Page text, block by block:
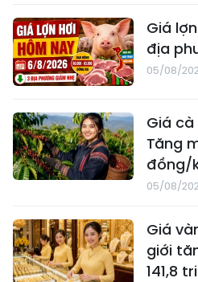
Giá
địa
05/08/
Giá
Tăng
đồng/
05/08/
Giá
giới
141,8